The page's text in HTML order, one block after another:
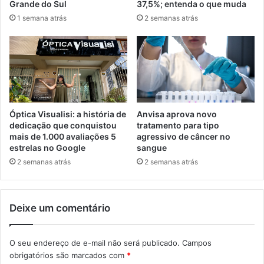
Grande do Sul
1 semana atrás
37,5%; entenda o que muda
2 semanas atrás
Óptica Visualisi: a história de
dedicação que conquistou
mais de 1.000 avaliações 5
estrelas no Google
2 semanas atrás
Anvisa aprova novo
tratamento para tipo
agressivo de câncer no
sangue
2 semanas atrás
Deixe um comentário
O seu endereço de e-mail não será publicado. Campos
obrigatórios são marcados com *